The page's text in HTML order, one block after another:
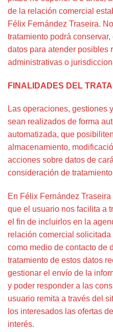
de la relación comercial
Félix Fernández Traseira.
tratamiento podrá
datos para atender posibles
administrativas o
FINALIDADES DEL
Las operaciones, gestiones
sean realizados de forma
automatizada, que
almacenamiento,
acciones sobre datos de
consideración de
En Félix Fernández
que el usuario nos facilita a
el fin de incluirlos en la
relación comercial
como medio de contacto de
tratamiento de estos datos
gestionar el envío de la
y poder responder a las
usuario remita a través del
los interesados las ofertas
interés.